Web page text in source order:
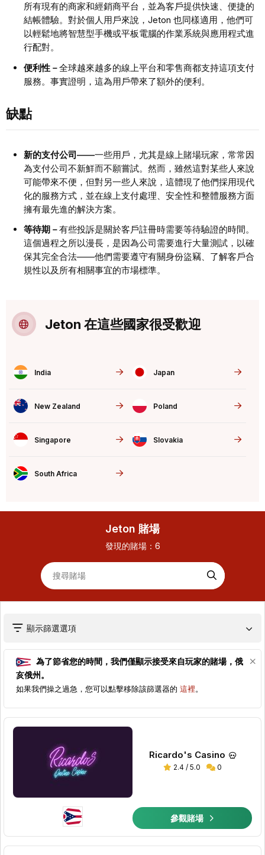
所有現有的商家和經銷商平台，並為客戶提供快速、便捷的
結帳體驗。對於個人用戶來說，Jeton 也同樣適用，他們可
以輕鬆地將智慧型手機或平板電腦的作業系統與應用程式進
行配對。
便利性－全球越來越多的線上平台和零售商都支持這項支付
服務。事實證明，這為用戶帶來了額外的便利。
缺點
新的支付公司——一些用戶，尤其是線上賭場玩家，常常因
為支付公司不新鮮而不願嘗試。然而，雖然這對某些人來說
可能帶來不便，但對另一些人來說，這體現了他們採用現代
化的服務方式，並在線上支付處理、安全性和整體服務方面
擁有最先進的解決方案。
等待期－有些投訴是關於客戶註冊時需要等待驗證的時間。
這個過程之所以漫長，是因為公司需要進行大量測試，以確
保其完全合法——他們需要遵守有關身份盜竊、了解客戶合
規性以及所有相關事宜的市場標準。
Jeton 在這些國家很受歡迎
India Japan
New Zealand Poland
Singapore Slovakia
South Africa
Jeton 賭場
發現的賭場： 6
顯示篩選選項
為了節省您的時間，我們僅顯示接受來自玩家的賭場， 俄
亥俄州。
如果我們操之過急，您可以點擊移除該篩選器的 這裡。
Ricardo's Casino
2.4 / 5.0 0
參觀賭場